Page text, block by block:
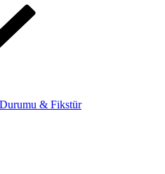
& Fikstür